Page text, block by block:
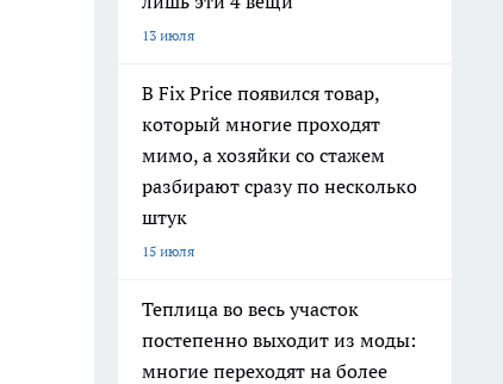
13 июля
В Fix Price появился товар,
который многие проходят
мимо, а хозяйки со стажем
разбирают сразу по несколько
штук
15 июля
Теплица во весь участок
постепенно выходит из моды:
многие переходят на более